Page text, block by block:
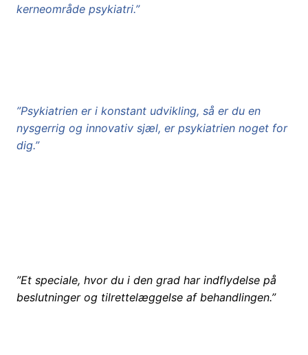
kerneområde psykiatri.”
”Psykiatrien er i konstant udvikling, så er du en
nysgerrig og innovativ sjæl, er psykiatrien noget for
dig.”
”Et speciale, hvor du i den grad har indflydelse på
beslutninger og tilrettelæggelse af behandlingen.”